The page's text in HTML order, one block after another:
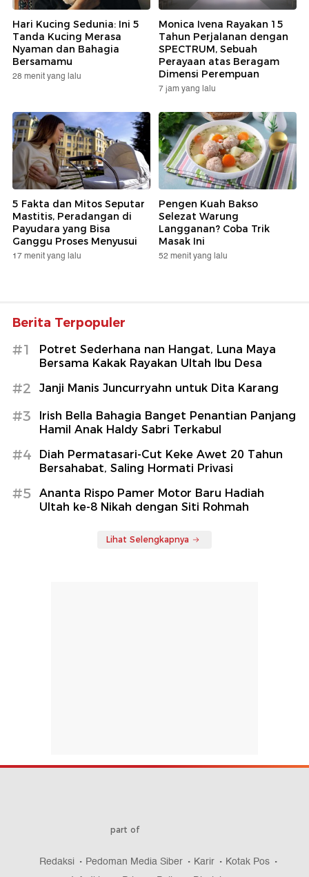
Hari Kucing Sedunia: Ini 5
Tanda Kucing Merasa
Nyaman dan Bahagia
Bersamamu
28 menit yang lalu
Monica Ivena Rayakan 15
Tahun Perjalanan dengan
SPECTRUM, Sebuah
Perayaan atas Beragam
Dimensi Perempuan
7 jam yang lalu
5 Fakta dan Mitos Seputar
Mastitis, Peradangan di
Payudara yang Bisa
Ganggu Proses Menyusui
17 menit yang lalu
Pengen Kuah Bakso
Selezat Warung
Langganan? Coba Trik
Masak Ini
52 menit yang lalu
Berita Terpopuler
#1
Potret Sederhana nan Hangat, Luna Maya
Bersama Kakak Rayakan Ultah Ibu Desa
#2 Janji Manis Juncurryahn untuk Dita Karang
#3
Irish Bella Bahagia Banget Penantian Panjang
Hamil Anak Haldy Sabri Terkabul
#4
Diah Permatasari-Cut Keke Awet 20 Tahun
Bersahabat, Saling Hormati Privasi
#5
Ananta Rispo Pamer Motor Baru Hadiah
Ultah ke-8 Nikah dengan Siti Rohmah
Lihat Selengkapnya
part of
Redaksi Pedoman Media Siber Karir
Kotak Pos